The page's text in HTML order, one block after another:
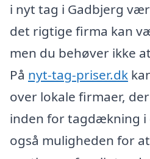
i nyt tag i Gadbjerg
det rigtige firma kan
men du behøver ikke
På nyt-tag-priser.dk
over lokale firmaer,
inden for tagdækning i
også muligheden for